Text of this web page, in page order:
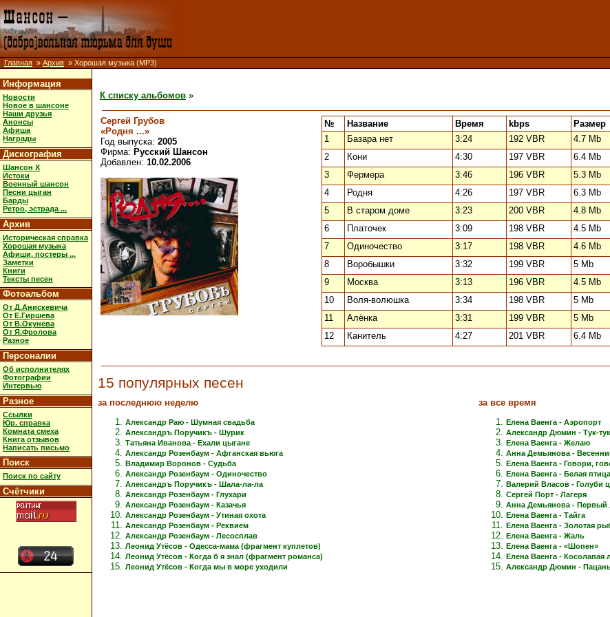
Главная » Архив » Хорошая музыка (MP3)
Информация
Новости
Новое в шансоне
Наши друзья
Анонсы
Афиша
Награды
Дискография
Шансон X
Истоки
Военный шансон
Песни цыган
Барды
Ретро, эстрада ...
Архив
Историческая справка
Хорошая музыка
Афиши, постеры ...
Заметки
Книги
Тексты песен
Фотоальбом
От Д.Анискевича
От Е.Гиршева
От В.Окунева
От Я.Фролова
Разное
Персоналии
Об исполнителях
Фотографии
Интервью
Разное
Ссылки
Юр. справка
Комната смеха
Книга отзывов
Написать письмо
Поиск
Поиск по сайту
Счётчики
К списку альбомов »
Сергей Грубов
«Родня ...»
Год выпуска: 2005
Фирма: Русский Шансон
Добавлен: 10.02.2006
№ Название Время kbps
Размер
1
Базара нет 3:24 192 VBR 4.7 Mb
2
Кони 4:30 197 VBR 6.4 Mb
3
Фермера 3:46 196 VBR 5.3 Mb
4
Родня 4:26 197 VBR 6.3 Mb
5
В старом доме 3:23 200 VBR 4.8 Mb
6
Платочек 3:09 198 VBR 4.5 Mb
7
Одиночество 3:17 198 VBR 4.6 Mb
8
Воробышки 3:32 199 VBR 5 Mb
9
Москва 3:13 196 VBR 4.5 Mb
10
Воля-волюшка 3:34 198 VBR 5 Mb
11
Алёнка 3:31 199 VBR 5 Mb
12
Канитель 4:27 201 VBR 6.4 Mb
15 популярных песен
за последнюю неделю
Александр Раю - Шумная свадьба
Александръ Поручикъ - Шурик
Татьяна Иванова - Ехали цыгане
Александр Розенбаум - Афганская вьюга
Владимир Воронов - Судьба
Александр Розенбаум - Одиночество
Александръ Поручикъ - Шала-ла-ла
Александр Розенбаум - Глухари
Александр Розенбаум - Казачья
Александр Розенбаум - Утиная охота
Александр Розенбаум - Реквием
Александр Розенбаум - Лесосплав
Леонид Утёсов - Одесса-мама (фрагмент куплетов)
Леонид Утёсов - Когда б я знал (фрагмент романса)
Леонид Утёсов - Когда мы в море уходили
за все время
Елена Ваенга - Аэропорт
Александр Дюмин - Тук-
Елена Ваенга - Желаю
Анна Демьянова -
Елена Ваенга - Говори,
Елена Ваенга - Белая птица
Валерий Власов - Голуби
Сергей Порт - Лагеря
Анна Демьянова - Первый
Елена Ваенга - Тайга
Елена Ваенга - Золотая
Елена Ваенга - Жаль
Елена Ваенга - «Шопен»
Елена Ваенга - Косолапая
Александр Дюмин -